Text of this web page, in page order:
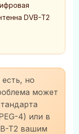
DVB-T2
но
может
4) или в
T2 вашим